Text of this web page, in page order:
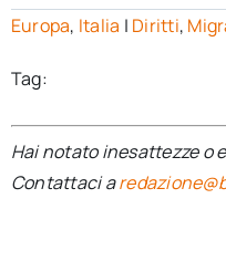
Europa, Italia | Diritti,
Tag:
Hai notato inesattezze o
Contattaci a